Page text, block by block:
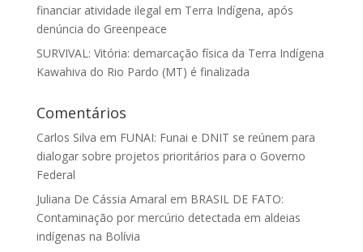
financiar atividade ilegal em Terra Indígena, após
denúncia do Greenpeace
SURVIVAL: Vitória: demarcação física da Terra Indígena
Kawahiva do Rio Pardo (MT) é finalizada
Comentários
Carlos Silva em FUNAI: Funai e DNIT se reúnem para
dialogar sobre projetos prioritários para o Governo
Federal
Juliana De Cássia Amaral em BRASIL DE FATO:
Contaminação por mercúrio detectada em aldeias
indígenas na Bolívia